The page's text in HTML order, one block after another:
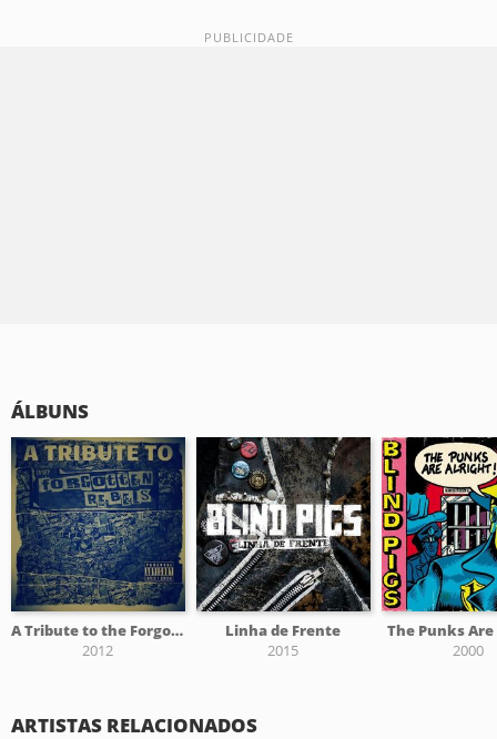
ÁLBUNS
A Tribute to the Forgotten Rebels, Vol. One
2012
Linha de Frente
2015
The Punks
2000
ARTISTAS RELACIONADOS